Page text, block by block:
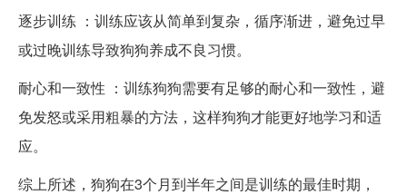
逐步训练 ：训练应该从简单到复杂，循序渐进，避免过早
或过晚训练导致狗狗养成不良习惯。
耐心和一致性 ：训练狗狗需要有足够的耐心和一致性，避
免发怒或采用粗暴的方法，这样狗狗才能更好地学习和适
应。
综上所述，狗狗在3个月到半年之间是训练的最佳时期，